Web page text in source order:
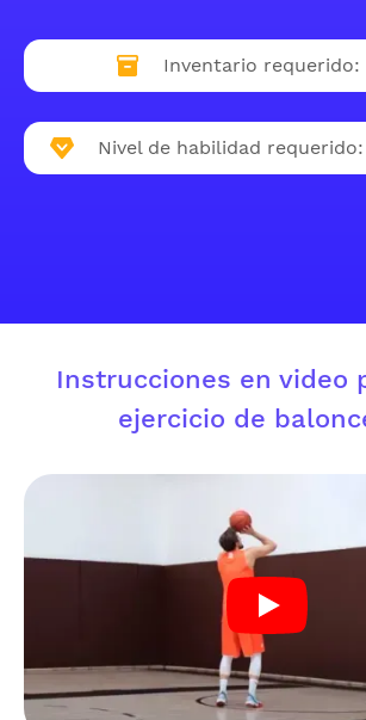
Inventario requerido:
Nivel de habilidad requerido:
Instrucciones en video
ejercicio de